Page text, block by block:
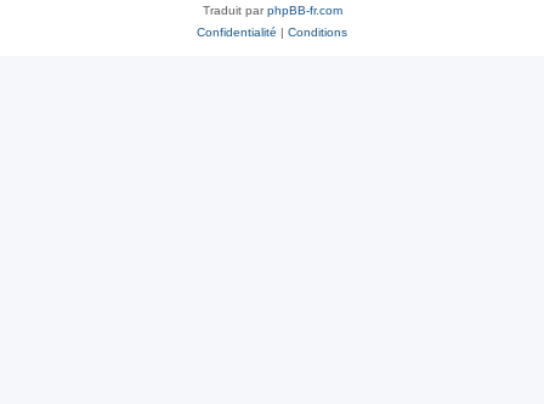
Traduit parphpBB-fr.com
Confidentialité | Conditions